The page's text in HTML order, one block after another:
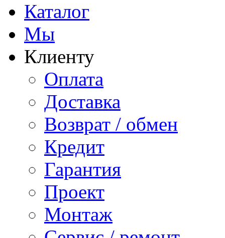
Каталог
Мы
Клиенту
Оплата
Доставка
Возврат / обмен
Кредит
Гарантия
Проект
Монтаж